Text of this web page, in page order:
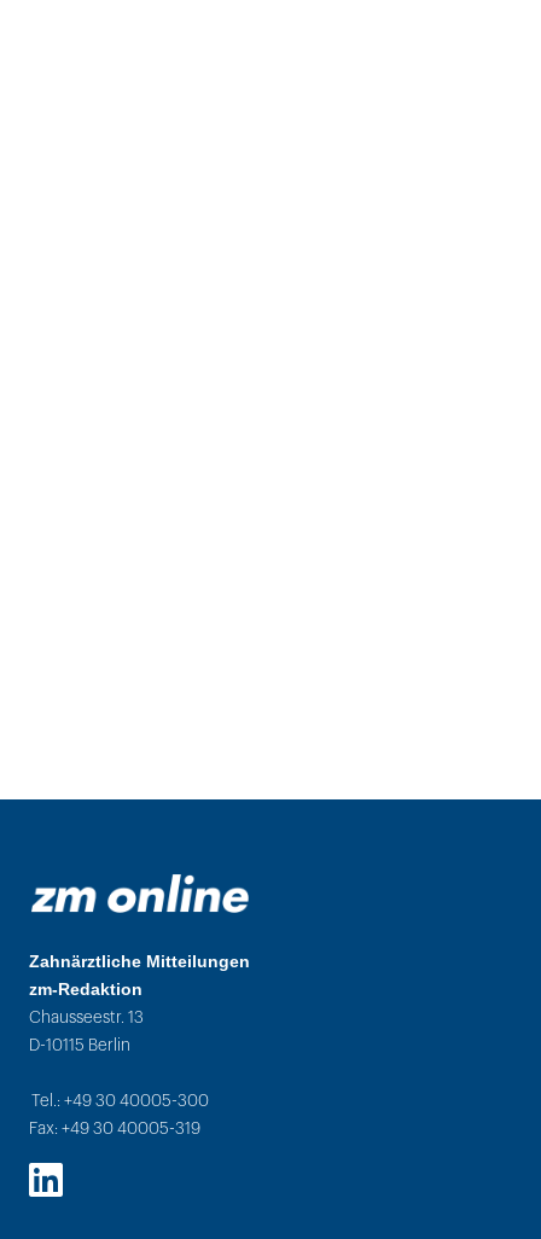
Zahnärztliche Mitteilungen
zm-Redaktion
Chausseestr. 13
D-10115 Berlin
Tel.: +49 30 40005-300
Fax: +49 30 40005-319
LinkedIn